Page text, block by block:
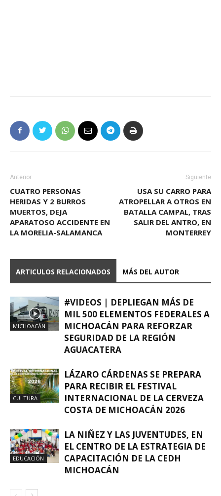
Anterior
CUATRO PERSONAS
HERIDAS Y 2 BURROS
MUERTOS, DEJA
APARATOSO ACCIDENTE EN
LA MORELIA-SALAMANCA
Siguiente
USA SU CARRO PARA
ATROPELLAR A OTROS EN
BATALLA CAMPAL, TRAS
SALIR DEL ANTRO, EN
MONTERREY
ARTICULOS RELACIONADOS MÁS DEL AUTOR
MICHOACÁN
#VIDEOS | DEPLIEGAN MÁS DE
MIL 500 ELEMENTOS FEDERALES A
MICHOACÁN PARA REFORZAR
SEGURIDAD DE LA REGIÓN
AGUACATERA
CULTURA
LÁZARO CÁRDENAS SE PREPARA
PARA RECIBIR EL FESTIVAL
INTERNACIONAL DE LA CERVEZA
COSTA DE MICHOACÁN 2026
EDUCACIÓN
LA NIÑEZ Y LAS JUVENTUDES, EN
EL CENTRO DE LA ESTRATEGIA DE
CAPACITACIÓN DE LA CEDH
MICHOACÁN